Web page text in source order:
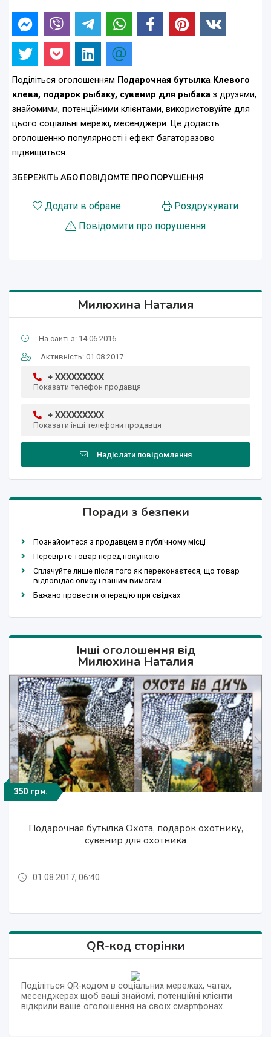
Поділіться оголошенням Подарочная бутылка Клевого
клева, подарок рыбаку, сувенир для рыбака з друзями,
знайомими, потенційними клієнтами, використовуйте для
цього соціальні мережі, месенджери. Це додасть
оголошенню популярності і ефект багаторазово
підвищиться.
ЗБЕРЕЖІТЬ АБО ПОВІДОМТЕ ПРО ПОРУШЕННЯ
Додати в обране
Роздрукувати
Повідомити про порушення
Милюхина Наталия
На сайті з: 14.06.2016
Активність: 01.08.2017
+ XXXXXXXXX
Показати телефон продавця
+ XXXXXXXXX
Показати інші телефони продавця
Надіслати повідомлення
Поради з безпеки
Познайомтеся з продавцем в публічному місці
Перевірте товар перед покупкою
Сплачуйте лише після того як переконаєтеся, що товар
відповідає опису і вашим вимогам
Бажано провести операцію при свідках
Інші оголошення від
Милюхина Наталия
350 грн.
Подарочная бутылка Охота, подарок охотнику,
сувенир для охотника
350 грн.
ключницы настенные для дома, подарки для
350 грн.
Подарочное оформление бутылки
"Футбольному фанату, подарок болельщикам
350 грн.
Подарочная бутылка Охота, подарок охотнику,
сувенир для охотника
01.08.2017, 06:40
350 грн.
ключницы настенные для дома, подарки для
QR-код сторінки
Поділіться QR-кодом в соціальних мережах, чатах,
месенджерах щоб ваші знайомі, потенційні клієнти
відкрили ваше оголошення на своїх смартфонах.